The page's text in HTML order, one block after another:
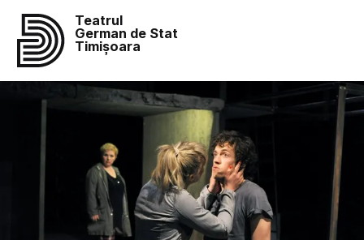
Teatrul
German de Stat
Timișoara